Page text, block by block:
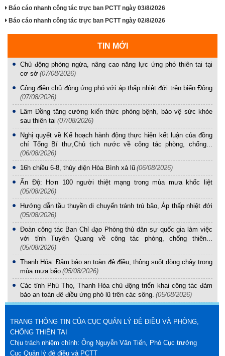
Báo cáo nhanh công tác trực ban PCTT ngày 03/8/2026
Báo cáo nhanh công tác trực ban PCTT ngày 02/8/2026
TIN MỚI
Chủ động phòng ngừa, nâng cao năng lực ứng phó thiên tai tại
cơ sở (07/08/2026)
Công điện chủ động ứng phó với áp thấp nhiệt đới trên biển Đông
(07/08/2026)
Lâm Đồng tăng cường kiến thức phòng bệnh, bảo vệ sức khỏe
sau thiên tai (07/08/2026)
Nghị quyết về Kế hoạch hành động thực hiện kết luận của đồng
chí Tổng Bí thư,Chủ tịch nước về công tác phòng, chống...
(06/08/2026)
16h chiều 6-8, thủy điện Hòa Bình xả lũ (06/08/2026)
Ấn Độ: Hơn 100 người thiệt mạng trong mùa mưa khốc liệt
(05/08/2026)
Hướng dẫn tầu thuyền di chuyển tránh trú bão, Áp thấp nhiệt đới
(05/08/2026)
Đoàn công tác Ban Chỉ đạo Phòng thủ dân sự quốc gia làm việc
với tỉnh Tuyên Quang về công tác phòng, chống thiên...
(05/08/2026)
Thanh Hóa: Đảm bảo an toàn đê điều, thông suốt dòng chảy trong
mùa mưa bão (05/08/2026)
Các tỉnh Phú Thọ, Thanh Hóa chủ động triển khai công tác đảm
bảo an toàn đê điều ứng phó lũ trên các sông. (05/08/2026)
TRANG THÔNG TIN CỦA CỤC QUẢN LÝ ĐÊ ĐIỀU VÀ PHÒNG,
CHỐNG THIÊN TAI
Chịu trách nhiệm chính: Ông Nguyễn Văn Tiến, Phó Cục trưởng
Cục Quản lý đê điều và PCTT